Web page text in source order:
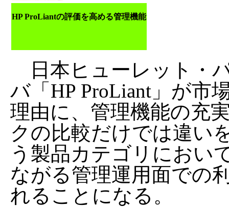
HP ProLiantの評価を高める管理機能
日本ヒューレット・
バ「HP ProLiant」が市
理由に、管理機能の充
クの比較だけでは違い
う製品カテゴリにおい
ながる管理運用面での
れることになる。